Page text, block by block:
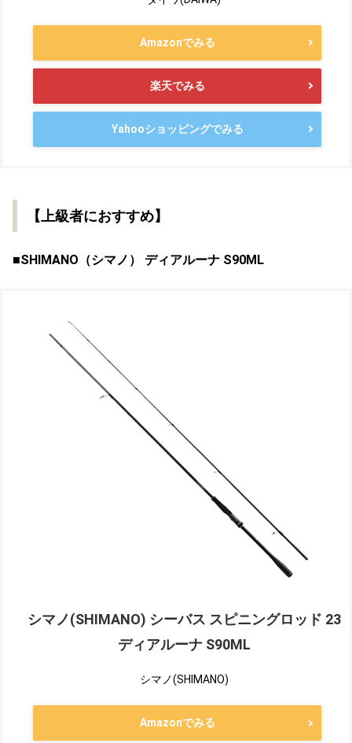
Amazonでみる
楽天でみる
Yahooショッピングでみる
【上級者におすすめ】
■SHIMANO（シマノ） ディアルーナ S90ML
シマノ(SHIMANO) シーバス スピニングロッド 23
ディアルーナ S90ML
シマノ(SHIMANO)
Amazonでみる